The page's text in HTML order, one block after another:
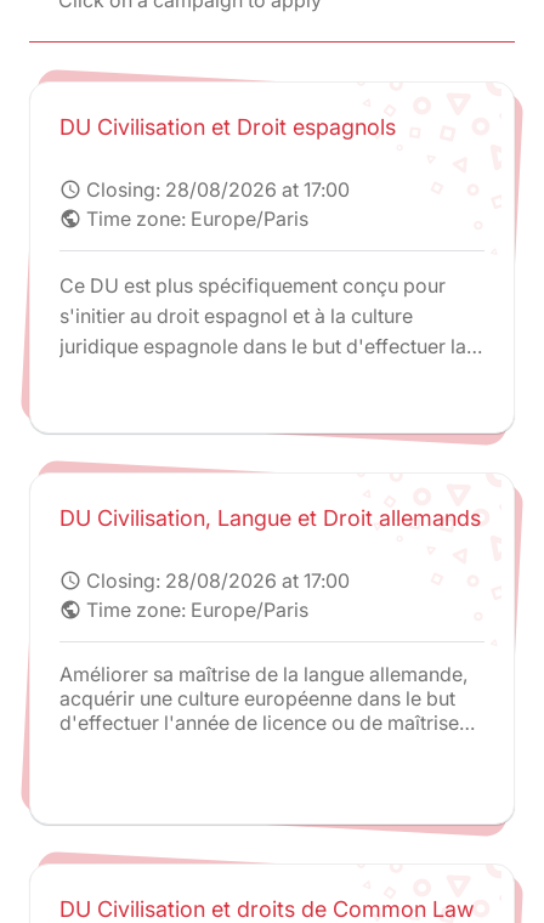
DU Civilisation et Droit espagnols
schedule Closing: 28/08/2026 at 17:00
public Time zone: Europe/Paris
Ce DU est plus spécifiquement conçu pour
s'initier au droit espagnol et à la culture
juridique espagnole dans le but d'effectuer la
de Barcelone dans le cadre du double Master 1
(double Maîtrise) en droits français et
DU Civilisation, Langue et Droit allemands
schedule Closing: 28/08/2026 at 17:00
public Time zone: Europe/Paris
Améliorer sa maîtrise de la langue allemande,
acquérir une culture européenne dans le but
d'effectuer l'année de licence ou de maîtrise
DU Civilisation et droits de Common Law